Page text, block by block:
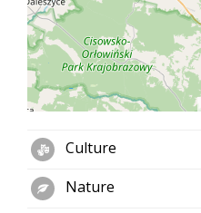
Culture
Nature